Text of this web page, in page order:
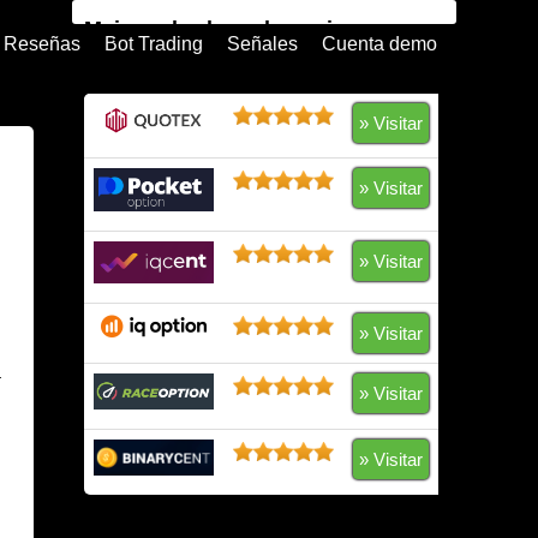
Reseñas
Pocket Option
Raceoption
Olymp Trade
Expert Option
BinaryCent
Bot Trading Señales Cuenta demo
Mejores brokers de opciones
» Visitar
» Visitar
» Visitar
» Visitar
» Visitar
» Visitar